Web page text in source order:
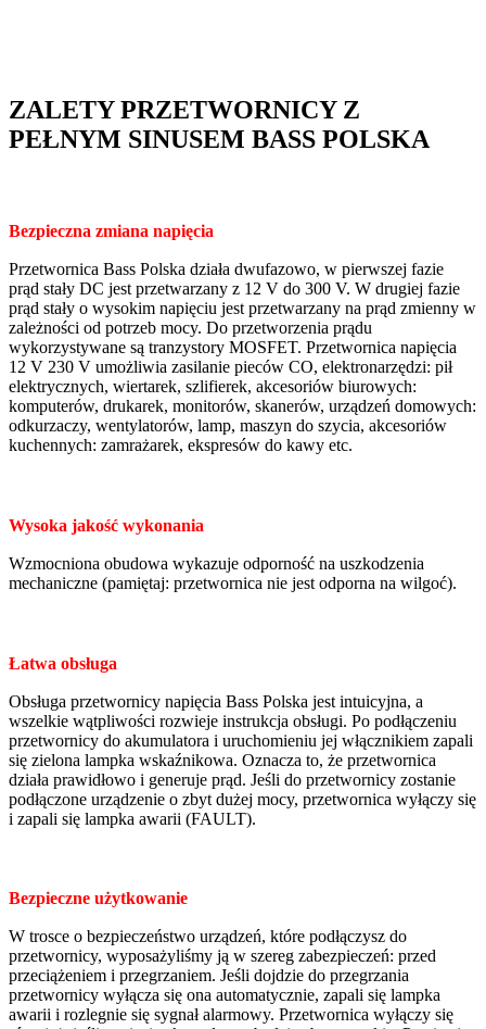
ZALETY PRZETWORNICY Z
PEŁNYM SINUSEM BASS POLSKA
Bezpieczna zmiana napięcia
Przetwornica Bass Polska działa dwufazowo, w pierwszej fazie
prąd stały DC jest przetwarzany z 12 V do 300 V. W drugiej fazie
prąd stały o wysokim napięciu jest przetwarzany na prąd zmienny w
zależności od potrzeb mocy. Do przetworzenia prądu
wykorzystywane są tranzystory MOSFET. Przetwornica napięcia
12 V 230 V umożliwia zasilanie pieców CO, elektronarzędzi: pił
elektrycznych, wiertarek, szlifierek, akcesoriów biurowych:
komputerów, drukarek, monitorów, skanerów, urządzeń domowych:
odkurzaczy, wentylatorów, lamp, maszyn do szycia, akcesoriów
kuchennych: zamrażarek, ekspresów do kawy etc.
Wysoka jakość wykonania
Wzmocniona obudowa wykazuje odporność na uszkodzenia
mechaniczne (pamiętaj: przetwornica nie jest odporna na wilgoć).
Łatwa obsługa
Obsługa przetwornicy napięcia Bass Polska jest intuicyjna, a
wszelkie wątpliwości rozwieje instrukcja obsługi. Po podłączeniu
przetwornicy do akumulatora i uruchomieniu jej włącznikiem zapali
się zielona lampka wskaźnikowa. Oznacza to, że przetwornica
działa prawidłowo i generuje prąd. Jeśli do przetwornicy zostanie
podłączone urządzenie o zbyt dużej mocy, przetwornica wyłączy się
i zapali się lampka awarii (FAULT).
Bezpieczne użytkowanie
W trosce o bezpieczeństwo urządzeń, które podłączysz do
przetwornicy, wyposażyliśmy ją w szereg zabezpieczeń: przed
przeciążeniem i przegrzaniem. Jeśli dojdzie do przegrzania
przetwornicy wyłącza się ona automatycznie, zapali się lampka
awarii i rozlegnie się sygnał alarmowy. Przetwornica wyłączy się